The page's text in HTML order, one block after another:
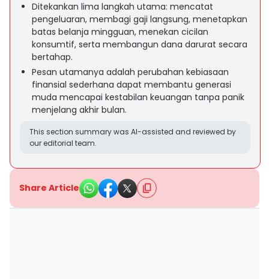
Ditekankan lima langkah utama: mencatat
pengeluaran, membagi gaji langsung, menetapkan
batas belanja mingguan, menekan cicilan
konsumtif, serta membangun dana darurat secara
bertahap.
Pesan utamanya adalah perubahan kebiasaan
finansial sederhana dapat membantu generasi
muda mencapai kestabilan keuangan tanpa panik
menjelang akhir bulan.
This section summary was AI-assisted and reviewed by
our editorial team.
Share Article